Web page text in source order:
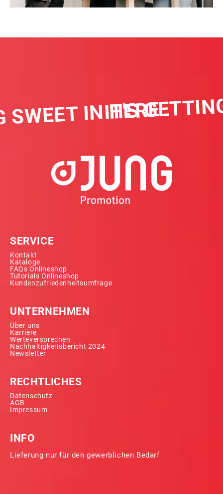
IN HERE
IT'S
SERVICE
Kontakt
Kataloge
FAQs Onlineshop
Tutorials Onlineshop
Kundenzufriedenheitsumfrage
UNTERNEHMEN
Über uns
Karriere
Werteversprechen
Nachhaltigkeitsbericht 2024
Newsletter
RECHTLICHES
Datenschutz
AGB
Impressum
INFO
Lieferung nur für den gewerblichen Bedarf